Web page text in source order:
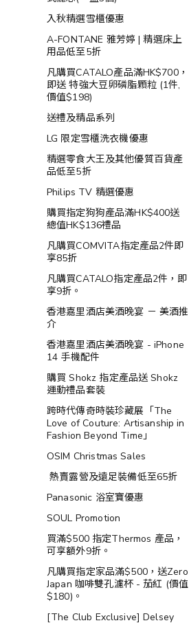
入秋精選雪櫃優惠
A-FONTANE 雅芳婷 | 精選床上
用品低至5折
凡購買CATALO產品滿HK$700，
即送 特強大豆卵磷脂顆粒 (1件,
價值$198)
送禮及精品系列
LG 限定雪櫃洗衣機優惠
精選零食大王及其他優質百貨產
品低至5折
Philips TV 精選優惠
購買指定狗狗產品滿HK$400送
總值HK$136禮品
凡購買COMVITA指定產品2件即
享85折
凡購買CATALO指定產品2件，即
享9折。
香港嘉里酒店美酒晚宴 － 美酒推
介
香港嘉里酒店美酒晚宴 - iPhone
14 手機配件
購買 Shokz 指定產品送 Shokz
運動禮品套裝
跨時代傳奇時裝珍藏展「The
Love of Couture: Artisanship in
Fashion Beyond Time」
OSIM Christmas Sales
熱賣露營及遠足裝備低至65折
Panasonic 浴室寶優惠
SOUL Promotion
買滿$500 指定Thermos 產品，
可享額外9折。
凡購買指定家品滿$500，送Zero
Japan 咖啡雙孔濾杯 - 茄紅 (價值
$180)。
[The Club Exclusive] Delsey